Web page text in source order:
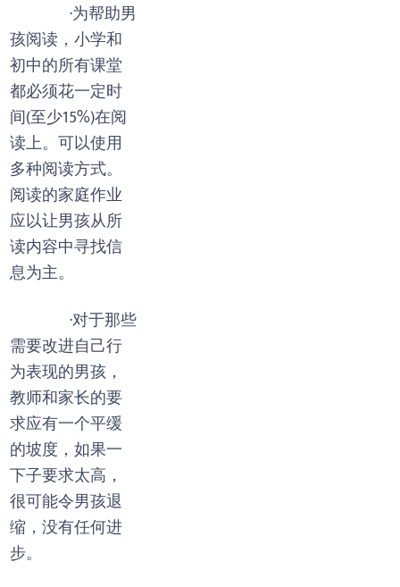
·为帮助男
孩阅读，小学和
初中的所有课堂
都必须花一定时
间(至少15%)在阅
读上。可以使用
多种阅读方式。
阅读的家庭作业
应以让男孩从所
读内容中寻找信
息为主。
·对于那些
需要改进自己行
为表现的男孩，
教师和家长的要
求应有一个平缓
的坡度，如果一
下子要求太高，
很可能令男孩退
缩，没有任何进
步。